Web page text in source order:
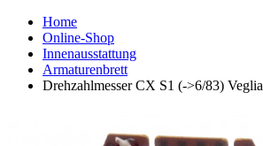
Home
Online-Shop
Innenausstattung
Armaturenbrett
Drehzahlmesser CX S1 (->6/83)